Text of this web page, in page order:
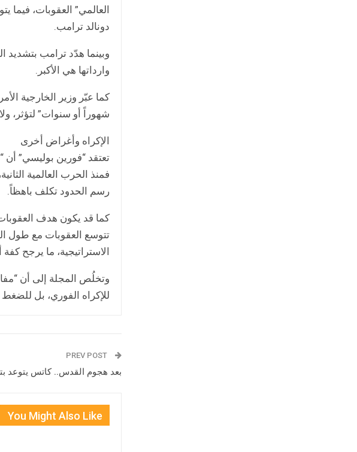
العالمي” العقوبات، فيما
دونالد ترامب.
وبينما هدّد ترامب بتشديد
وارداتها هي الأكبر.
كما عبّر وزير الخارجية
شهوراً أو سنوات” لتؤثر،
الإكراه وأغراض أخرى
تعتقد “فورين بوليسي” أن
فمنذ الحرب العالمية
رسم الحدود تكلف باهظاً.
كما قد يكون هدف
تتوسع العقوبات مع طول
الاستراتيجية، ما يرجح كفة
وتخلُص المجلة إلى أن
للإكراه الفوري، بل
بعد هجوم القدس.. كاتس يتوعد
You Might Also Like